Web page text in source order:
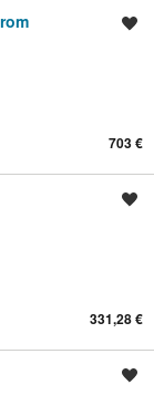
703 €
331,28 €